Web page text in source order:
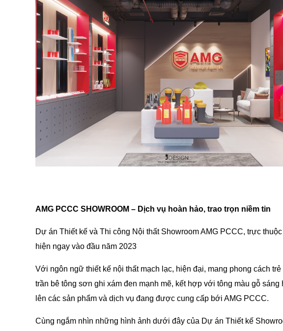
AMG PCCC SHOWROOM – Dịch vụ hoàn hảo, trao trọn niềm tin
Dự án Thiết kế và Thi công Nội thất Showroom AMG PCCC, trực
hiện ngay vào đầu năm 2023
Với ngôn ngữ thiết kế nội thất mạch lạc, hiện đại, mang phong cách
trần bê tông sơn ghi xám đen mạnh mẽ, kết hợp với tông màu gỗ
lên các sản phẩm và dịch vụ đang được cung cấp bới AMG PCCC.
Cùng ngắm nhìn những hình ảnh dưới đây của Dự án Thiết kế